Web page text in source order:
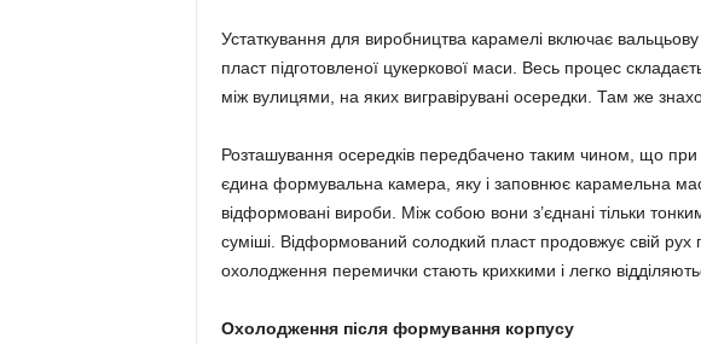
Устаткування для виробництва карамелі включає
пласт підготовленої цукеркової маси. Весь процес
між вулицями, на яких вигравірувані осередки. Там же
Розташування осередків передбачено таким чином, що при
єдина формувальна камера, яку і заповнює карамельна
відформовані вироби. Між собою вони з’єднані тільки
суміші. Відформований солодкий пласт продовжує свій рух
охолодження перемички стають крихкими і легко
Охолодження після формування корпусу